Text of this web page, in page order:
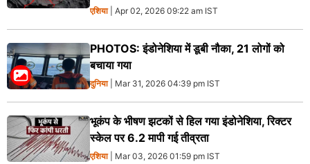
एशिया| Apr 02, 2026 09:22 am IST
PHOTOS: इंडोनेशिया में डूबी नौका, 21 लोगों को
बचाया गया
दुनिया| Mar 31, 2026 04:39 pm IST
भूकंप के भीषण झटकों से हिल गया इंडोनेशिया, रिक्टर
स्केल पर 6.2 मापी गई तीव्रता
एशिया| Mar 03, 2026 01:59 pm IST